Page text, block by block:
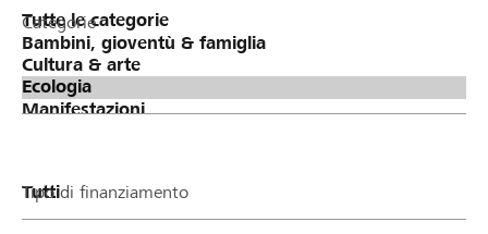
Categorie
Tipo di finanziamento